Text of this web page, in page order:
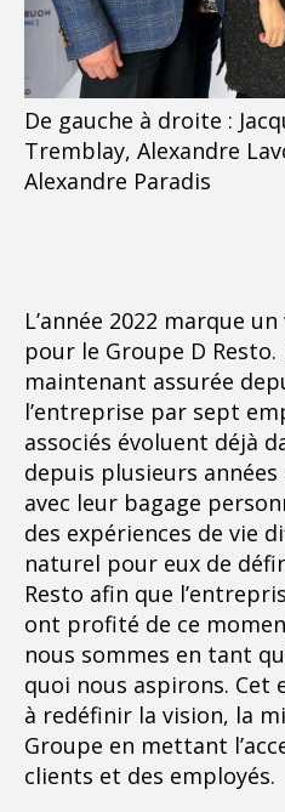
De gauche à droite :
Tremblay, Alexandre
Alexandre Paradis
L’année 2022 marque
pour le Groupe D Resto.
maintenant assurée
l’entreprise par sept
associés évoluent déjà
depuis plusieurs
avec leur bagage
des expériences de vie
naturel pour eux de
Resto afin que
ont profité de ce
nous sommes en tant
quoi nous aspirons. Cet
à redéfinir la vision, la
Groupe en mettant
clients et des employés.